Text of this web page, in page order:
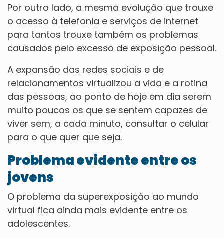
Por outro lado, a mesma evolução que trouxe
o acesso à telefonia e serviços de internet
para tantos trouxe também os problemas
causados pelo excesso de exposição pessoal.
A expansão das redes sociais e de
relacionamentos virtualizou a vida e a rotina
das pessoas, ao ponto de hoje em dia serem
muito poucos os que se sentem capazes de
viver sem, a cada minuto, consultar o celular
para o que quer que seja.
Problema evidente entre os
jovens
O problema da superexposição ao mundo
virtual fica ainda mais evidente entre os
adolescentes.